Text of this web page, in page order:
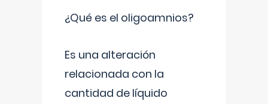
¿Qué es el oligoamnios?
Es una alteración
relacionada con la
cantidad de líquido